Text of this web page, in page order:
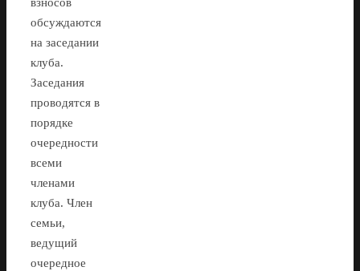
взносов
обсуждаются
на заседании
клуба.
Заседания
проводятся в
порядке
очередности
всеми
членами
клуба. Член
семьи,
ведущий
очередное